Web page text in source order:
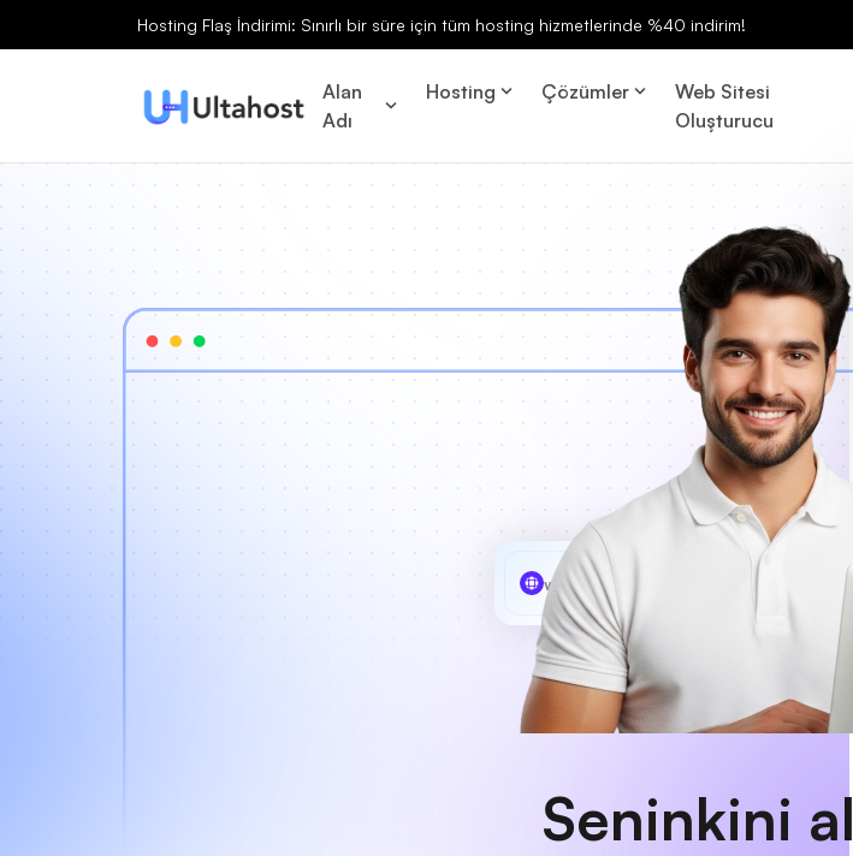
Hosting Flaş İndirimi: Sınırlı bir süre için tüm hosting hizmetlerinde %40 indirim!
Alan
Adı
Hosting Çözümler
Web Sitesi
Oluşturucu
www MyCafe
Seninkini al